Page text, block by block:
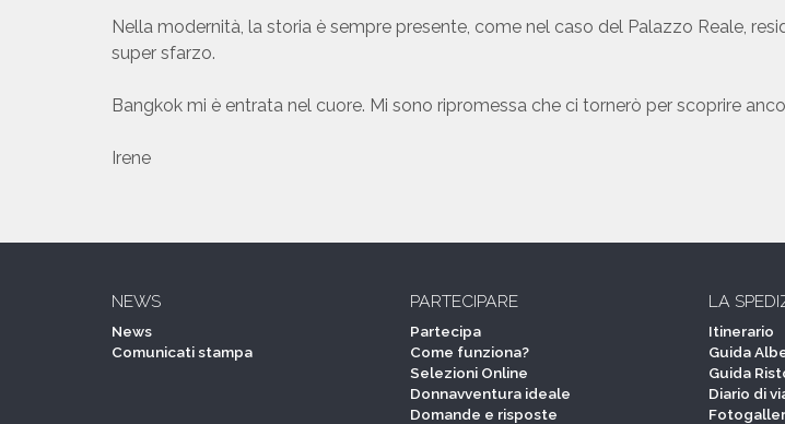
Nella modernità, la storia è sempre presente, come nel caso del Palazzo Reale,
super sfarzo.
Bangkok mi è entrata nel cuore. Mi sono ripromessa che ci tornerò per scoprire
Irene